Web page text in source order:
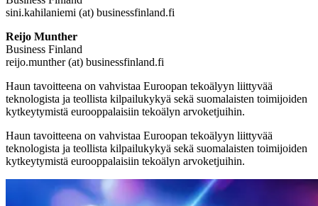
sini.kahilaniemi (at) businessfinland.fi
Reijo Munther
Business Finland
reijo.munther (at) businessfinland.fi
Haun tavoitteena on vahvistaa Euroopan tekoälyyn liittyvää
teknologista ja teollista kilpailukykyä sekä suomalaisten toimijoiden
kytkeytymistä eurooppalaisiin tekoälyn arvoketjuihin.
Haun tavoitteena on vahvistaa Euroopan tekoälyyn liittyvää
teknologista ja teollista kilpailukykyä sekä suomalaisten toimijoiden
kytkeytymistä eurooppalaisiin tekoälyn arvoketjuihin.